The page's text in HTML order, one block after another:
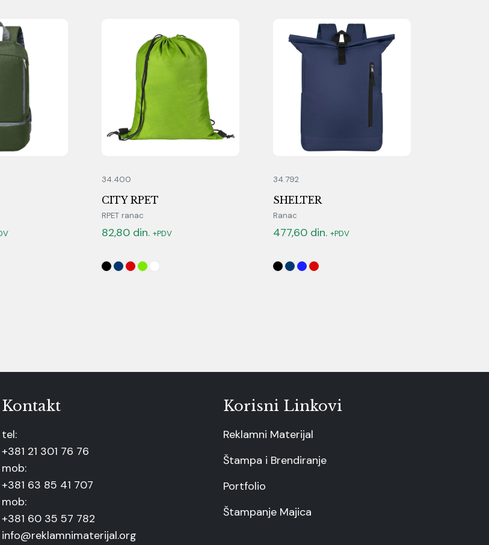
34.400
CITY RPET
RPET ranac
82,80 din. +PDV
34.792
SHELTER
Ranac
477,60 din. +PDV
Kontakt
tel:
+381 21 301 76 76
mob:
+381 63 85 41 707
mob:
+381 60 35 57 782
info@reklamnimaterijal.org
Korisni Linkovi
Reklamni Materijal
Štampa i Brendiranje
Portfolio
Štampanje Majica